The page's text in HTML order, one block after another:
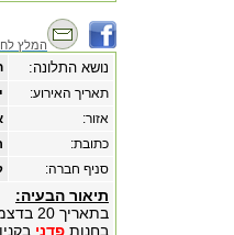
המלץ
נושא התלונה:
תאריך האירוע:
אזור:
כתובת:
סניף חברה:
תיאור הבעיה:
בחנות פדני